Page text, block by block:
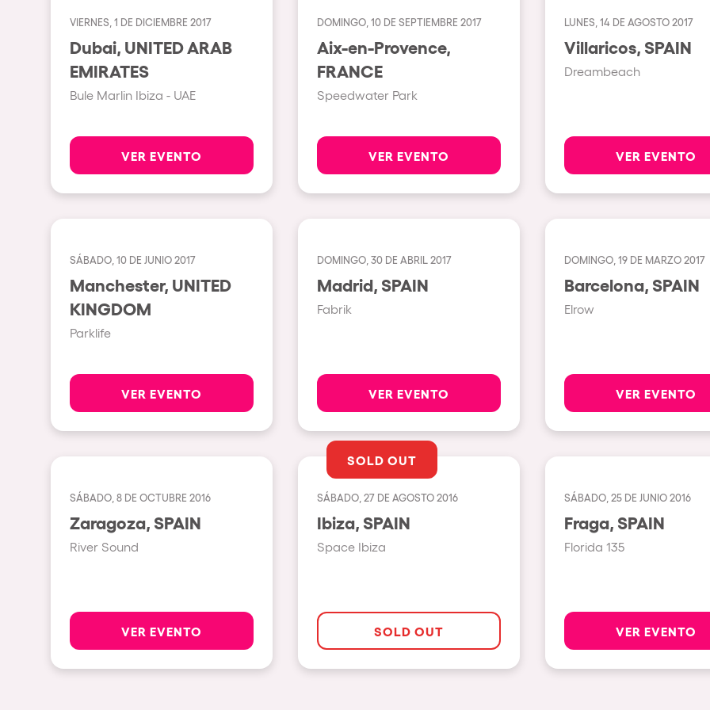
Espectáculos
Our Creative World
Music
Sostenibilidad
Quienes somos
¿Quieres trabajar con nosotros?
elrow News
Política de Privacidad Política de Cookies Política de Sostenibilidad
Valencia
Marseille
Málaga
Verona
Napoli
New York
Milano
Fraga
Antwerp
Miami
Houthalen-Helchteren
Cairo
VIERNES, 1 DE DICIEMBRE 2017
Dubai, UNITED ARAB
EMIRATES
Bule Marlin Ibiza - UAE
VER EVENTO
DOMINGO, 10 DE SEPTIEMBRE 2017
Aix-en-Provence,
FRANCE
Speedwater Park
VER EVENTO
LUNES, 14 DE AGOSTO 2017
Villaricos, SPAIN
Dreambeach
VER EVENTO
SÁBADO, 10 DE JUNIO 2017
Manchester, UNITED
KINGDOM
Parklife
VER EVENTO
DOMINGO, 30 DE ABRIL 2017
Madrid, SPAIN
Fabrik
VER EVENTO
DOMINGO, 19 DE MARZO 2017
Barcelona, SPAIN
Elrow
VER EVENTO
SÁBADO, 8 DE OCTUBRE 2016
Zaragoza, SPAIN
River Sound
VER EVENTO
SOLD OUT
SÁBADO, 27 DE AGOSTO 2016
Ibiza, SPAIN
Space Ibiza
SOLD OUT
SÁBADO, 25 DE JUNIO 2016
Fraga, SPAIN
Florida 135
VER EVENTO